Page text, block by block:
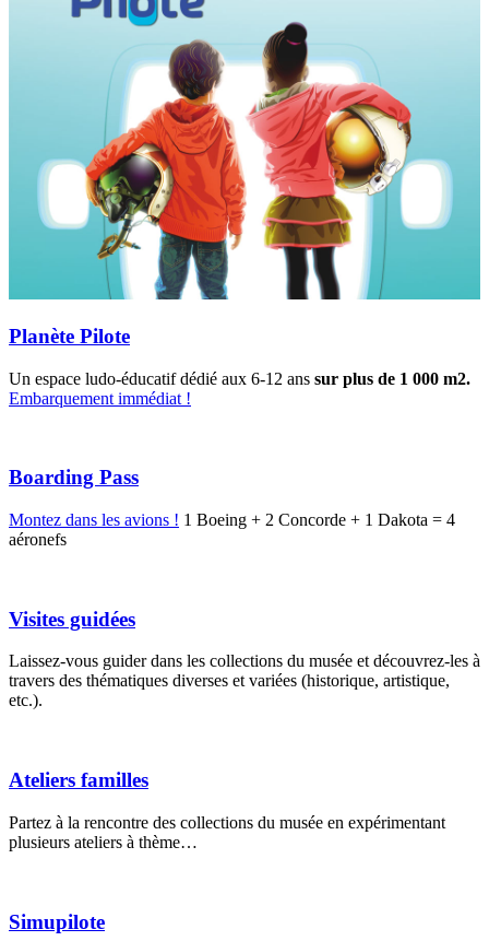
Planète Pilote
Un espace ludo-éducatif dédié aux 6-12 ans sur plus de 1 000 m2.
Embarquement immédiat !
Boarding Pass
Montez dans les avions ! 1 Boeing + 2 Concorde + 1 Dakota = 4
aéronefs
Visites guidées
Laissez-vous guider dans les collections du musée et découvrez-les à
travers des thématiques diverses et variées (historique, artistique,
etc.).
Ateliers familles
Partez à la rencontre des collections du musée en expérimentant
plusieurs ateliers à thème…
Simupilote